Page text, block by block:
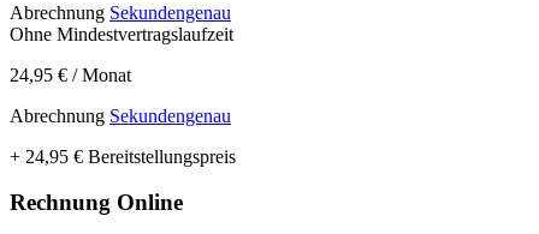
Abrechnung Sekundengenau
Ohne Mindestvertragslaufzeit
24,95 € / Monat
Abrechnung Sekundengenau
+ 24,95 € Bereitstellungspreis
Rechnung Online